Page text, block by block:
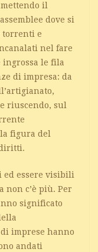
il
dove si
torrenti e
nel fare
ingrossa le fila
di impresa: da
riuscendo, sul
figura del
ed essere visibili
non c’è più. Per
significato
imprese hanno
andati